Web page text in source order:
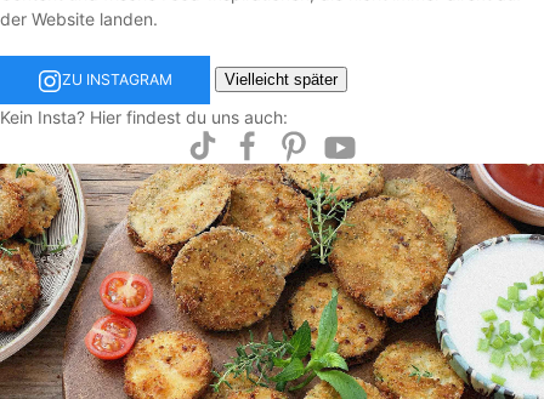
der Website landen.
ZU INSTAGRAM Vielleicht später
Kein Insta? Hier findest du uns auch: